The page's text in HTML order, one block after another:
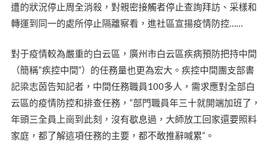
遭的狀況停止周全消殺，對親密接觸者停止查詢拜訪、采樣和
轉運到同一的處所停止隔離察看，進社區宣揚疫情防控……
對于疫情較為嚴重的白云區，廣州市白云區疾病預防把持中間
（簡稱“疾控中間”）的任務量也更為宏大。疾控中間團支部書
記梁志茵告知記者，中間任務職員100多人，需求應對全部白
云區的疫情防控和排查任務，“部門職員年三十就開端加班了，
年頭三全員上崗到此刻，沒有歇息過，大師放工回家還要照料
家庭，都了解這項任務的主要，都不敢推辭喊累”。